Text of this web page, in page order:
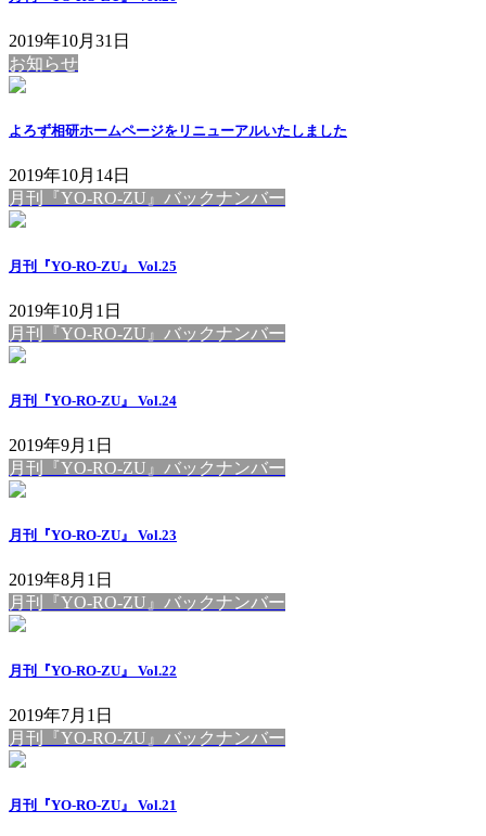
2019年10月31日
お知らせ
よろず相研ホームページをリニューアルいたしました
2019年10月14日
月刊『YO-RO-ZU』バックナンバー
月刊『YO-RO-ZU』 Vol.25
2019年10月1日
月刊『YO-RO-ZU』バックナンバー
月刊『YO-RO-ZU』 Vol.24
2019年9月1日
月刊『YO-RO-ZU』バックナンバー
月刊『YO-RO-ZU』 Vol.23
2019年8月1日
月刊『YO-RO-ZU』バックナンバー
月刊『YO-RO-ZU』 Vol.22
2019年7月1日
月刊『YO-RO-ZU』バックナンバー
月刊『YO-RO-ZU』 Vol.21